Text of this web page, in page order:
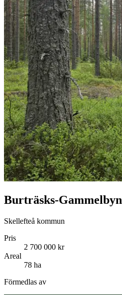
Burträsks-Gammelbyn
Skellefteå kommun
Pris
2 700 000 kr
Areal
78 ha
Förmedlas av